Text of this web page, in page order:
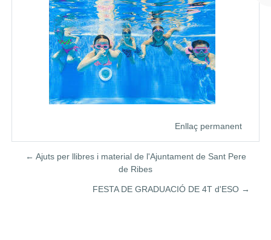
Enllaç permanent
← Ajuts per llibres i material de l'Ajuntament de Sant Pere
de Ribes
FESTA DE GRADUACIÓ DE 4T d'ESO →